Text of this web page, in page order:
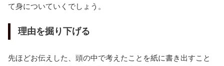
て身についていくでしょう。
理由を掘り下げる
先ほどお伝えした、頭の中で考えたことを紙に書き出すこと